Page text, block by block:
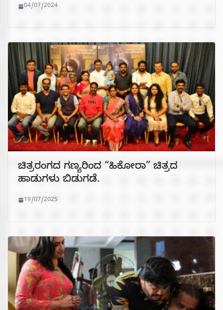
04/07/2024
ಚಿತ್ರರಂಗದ ಗಣ್ಯರಿಂದ “ಹಿಕೋರಾ” ಚಿತ್ರದ
ಹಾಡುಗಳು ಬಿಡುಗಡೆ.
19/07/2025